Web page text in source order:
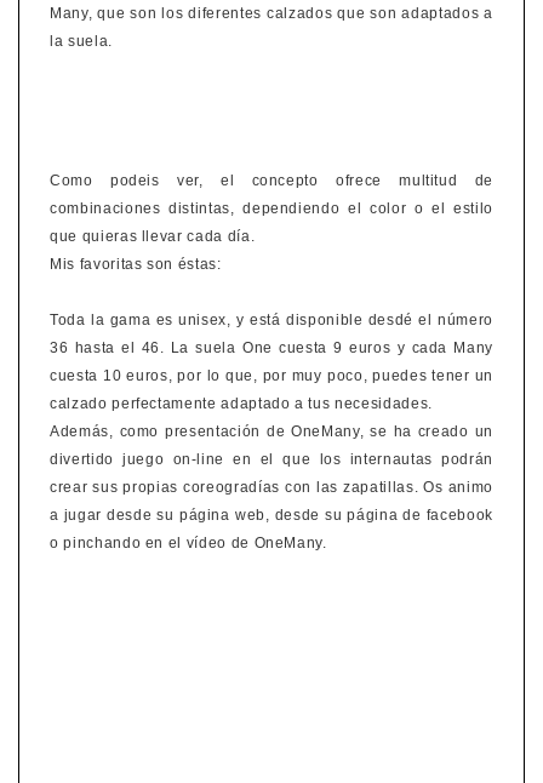
Many, que son los diferentes calzados que son adaptados a
la suela.
Como podeis ver, el concepto ofrece multitud de
combinaciones distintas, dependiendo el color o el estilo
que quieras llevar cada día.
Mis favoritas son éstas:
Toda la gama es unisex, y está disponible desdé el número
36 hasta el 46. La suela One cuesta 9 euros y cada Many
cuesta 10 euros, por lo que, por muy poco, puedes tener un
calzado perfectamente adaptado a tus necesidades.
Además, como presentación de OneMany, se ha creado un
divertido juego on-line en el que los internautas podrán
crear sus propias coreogradías con las zapatillas. Os animo
a jugar desde su página web, desde su página de facebook
o pinchando en el vídeo de OneMany.